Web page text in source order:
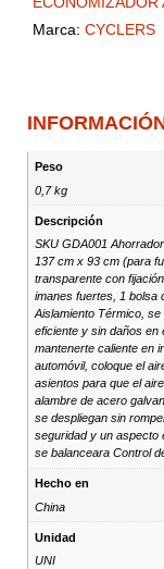
Marca: CYCLERS
Peso
0,7 kg
Descripción
SKU GDA001
137 cm x 93 cm (para
transparente con
imanes fuertes, 1 bolsa
Aislamiento Térmico,
eficiente y sin daños en
mantenerte caliente en
automóvil, coloque el
asientos para que el
alambre de acero
se despliegan sin
seguridad y un aspecto
se balanceara Control
Hecho en
China
Unidad
UNI